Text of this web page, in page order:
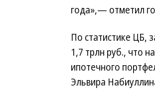
года»,— отметил
По статистике ЦБ,
1,7 трлн руб., что
ипотечного
Эльвира